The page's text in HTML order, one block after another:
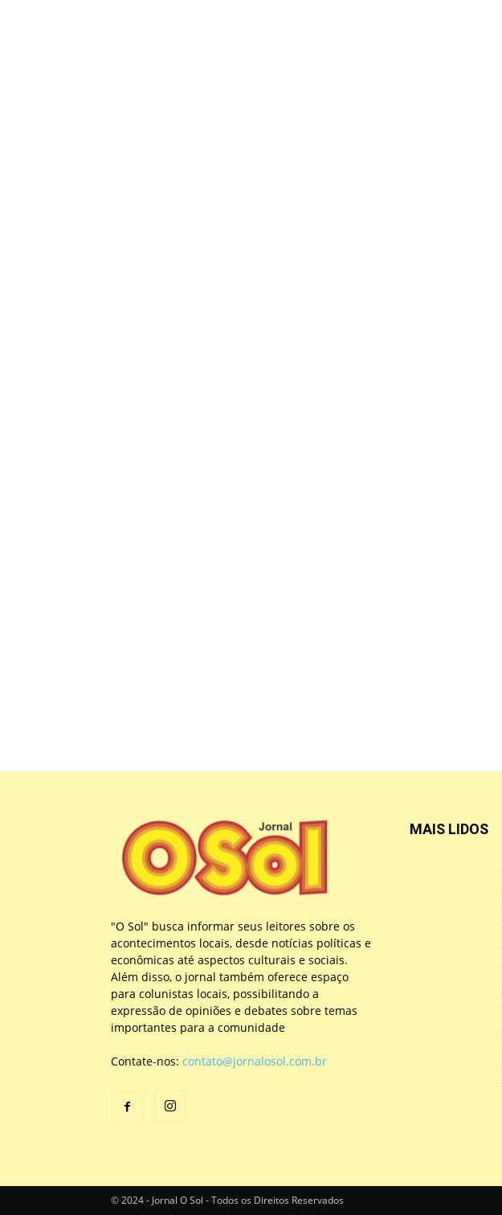
"O Sol" busca informar seus leitores sobre os
acontecimentos locais, desde notícias políticas e
econômicas até aspectos culturais e sociais.
Além disso, o jornal também oferece espaço
para colunistas locais, possibilitando a
expressão de opiniões e debates sobre temas
importantes para a comunidade
Contate-nos: contato@jornalosol.com.br
MAIS LIDOS
© 2024 - Jornal O Sol - Todos os Direitos Reservados